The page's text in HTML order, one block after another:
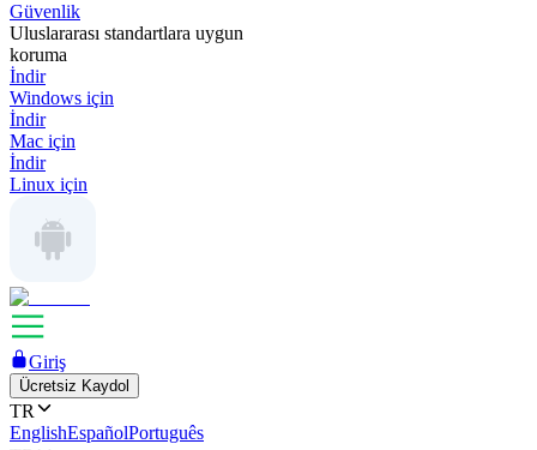
Güvenlik
Uluslararası standartlara uygun
koruma
İndir
Windows için
İndir
Mac için
İndir
Linux için
Giriş
Ücretsiz Kaydol
TR
EnglishEspañolPortuguês